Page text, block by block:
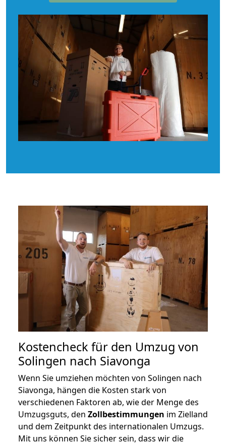
Kostencheck für den Umzug von
Solingen nach Siavonga
Wenn Sie umziehen möchten von Solingen nach
Siavonga, hängen die Kosten stark von
verschiedenen Faktoren ab, wie der Menge des
Umzugsguts, den Zollbestimmungen im Zielland
und dem Zeitpunkt des internationalen Umzugs.
Mit uns können Sie sicher sein, dass wir die